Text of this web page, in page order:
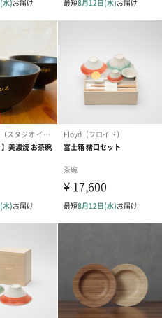
ーブドフラワー
（ブルー）
円）
アミュレット
ク）（1,500円
届けします。
シーンにおすすめです。